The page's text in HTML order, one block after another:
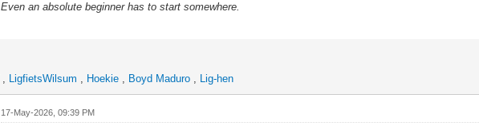
Even an absolute beginner has to start somewhere.
, LigfietsWilsum , Hoekie , Boyd Maduro , Lig-hen
17-May-2026, 09:39 PM